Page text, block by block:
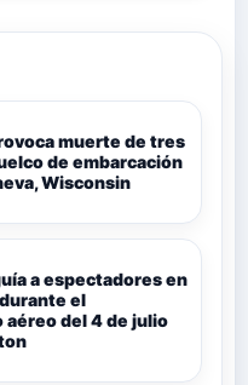
muerte de tres
de embarcación
Wisconsin
a espectadores en
el
aéreo del 4 de julio